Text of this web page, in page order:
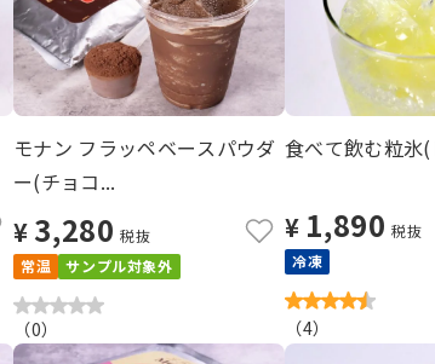
モナン フラッペベースパウダ
ー(チョコ...
¥ 3,280 税抜
常温
サンプル対象外
（0）
食べて飲む粒氷
¥ 1,890 税抜
冷凍
（4）